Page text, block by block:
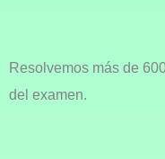
Resolvemos más de
del examen.